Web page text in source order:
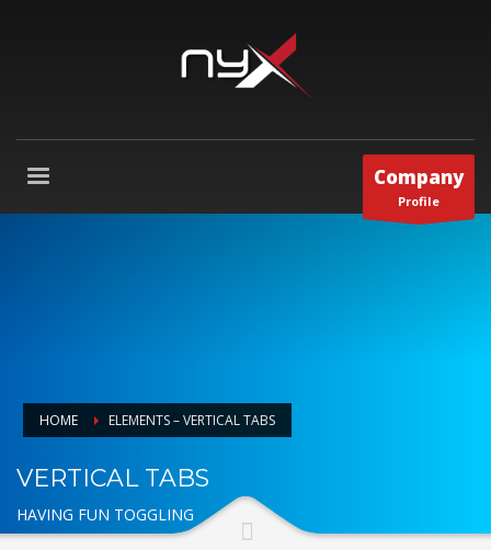
Company
Profile
HOME ELEMENTS – VERTICAL TABS
VERTICAL TABS
HAVING FUN TOGGLING